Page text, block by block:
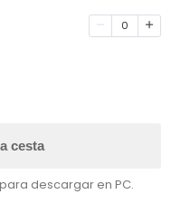
0
cesta
descargar en PC.